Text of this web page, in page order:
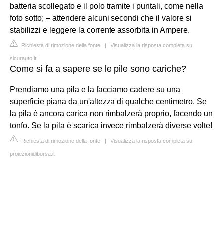
batteria scollegato e il polo tramite i puntali, come nella
foto sotto; – attendere alcuni secondi che il valore si
stabilizzi e leggere la corrente assorbita in Ampere.
Richiesta di rimozione della fonte | Visualizza la risposta completa su
sicurauto.it
Come si fa a sapere se le pile sono cariche?
Prendiamo una pila e la facciamo cadere su una
superficie piana da un'altezza di qualche centimetro. Se
la pila è ancora carica non rimbalzerà proprio, facendo un
tonfo. Se la pila è scarica invece rimbalzerà diverse volte!
Richiesta di rimozione della fonte | Visualizza la risposta completa su
proiezionidiborsa.it